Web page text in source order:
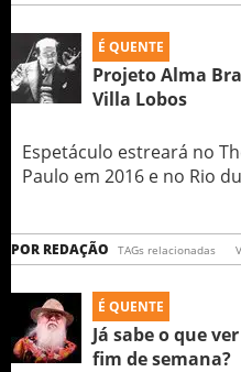
É QUENTE
Projeto Alma
Villa Lobos
Espetáculo estreará no
Paulo em 2016 e no Rio
POR REDAÇÃO TAGs relacionadas
É QUENTE
Já sabe o que
fim de semana?